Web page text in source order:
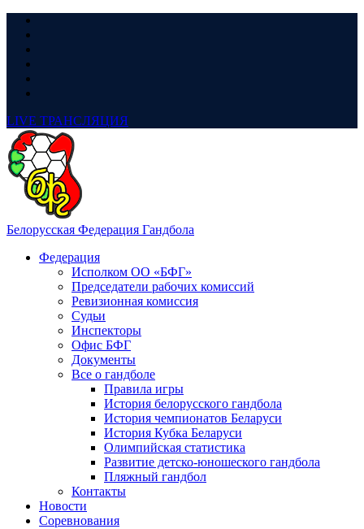
LIVE ТРАНСЛЯЦИЯ
Белорусская Федерация Гандбола
Федерация
Исполком ОО «БФГ»
Председатели рабочих комиссий
Ревизионная комиссия
Судьи
Инспекторы
Офис БФГ
Документы
Все о гандболе
Правила игры
История белорусского гандбола
История чемпионатов Беларуси
История Кубка Беларуси
Олимпийская статистика
Развитие детско-юношеского гандбола
Пляжный гандбол
Контакты
Новости
Соревнования